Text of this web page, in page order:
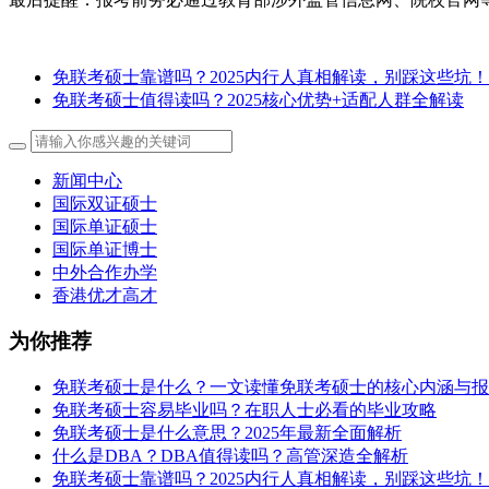
免联考硕士靠谱吗？2025内行人真相解读，别踩这些坑！
免联考硕士值得读吗？2025核心优势+适配人群全解读
新闻中心
国际双证硕士
国际单证硕士
国际单证博士
中外合作办学
香港优才高才
为你推荐
免联考硕士是什么？一文读懂免联考硕士的核心内涵与
免联考硕士容易毕业吗？在职人士必看的毕业攻略
免联考硕士是什么意思？2025年最新全面解析
什么是DBA？DBA值得读吗？高管深造全解析
免联考硕士靠谱吗？2025内行人真相解读，别踩这些坑！